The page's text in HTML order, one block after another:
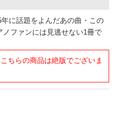
に話題をよんだあの曲・この
ファンには見逃せない1冊で
ちらの商品は絶版でございま